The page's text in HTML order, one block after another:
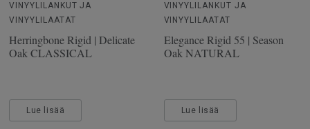
VINYYLILANKUT JA
VINYYLILAATAT
Herringbone Rigid | Delicate
Oak CLASSICAL
Lue lisää
VINYYLILANKUT JA
VINYYLILAATAT
Elegance Rigid 55 | Season
Oak NATURAL
Lue lisää